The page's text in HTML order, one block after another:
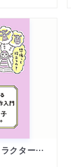
７日でできるキャラクター創作入門